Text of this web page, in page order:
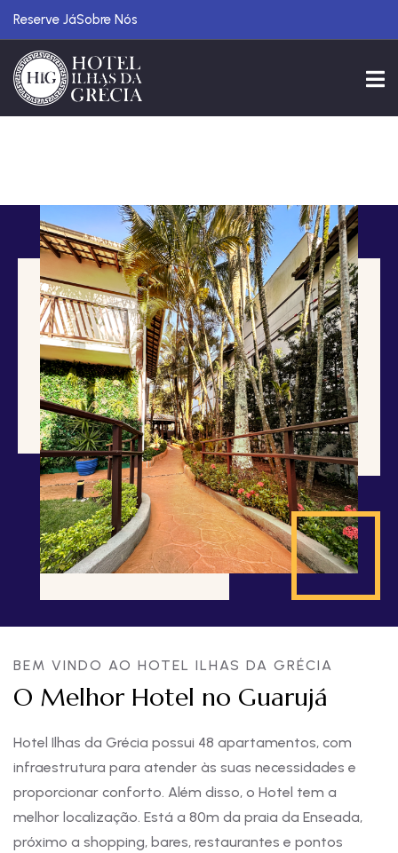
Reserve JáSobre Nós
BEM VINDO AO HOTEL ILHAS DA GRÉCIA
O Melhor Hotel no Guarujá
Hotel Ilhas da Grécia possui 48 apartamentos, com
infraestrutura para atender às suas necessidades e
proporcionar conforto. Além disso, o Hotel tem a
melhor localização. Está a 80m da praia da Enseada,
próximo a shopping, bares, restaurantes e pontos